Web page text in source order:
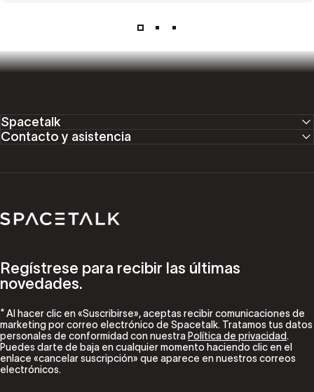
Spacetalk
Contacto y asistencia
Spacetalk
Regístrese para recibir las últimas
novedades.
* Al hacer clic en «Suscribirse», aceptas recibir comunicaciones de
marketing por correo electrónico de Spacetalk. Tratamos tus datos
personales de conformidad con nuestra Política de privacidad.
Puedes darte de baja en cualquier momento haciendo clic en el
enlace «cancelar suscripción» que aparece en nuestros correos
electrónicos.